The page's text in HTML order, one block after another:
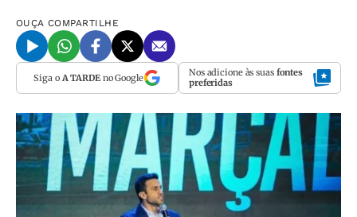
OUÇA COMPARTILHE
Siga o A TARDEno Google Nos adicione às suas fontes
preferidas